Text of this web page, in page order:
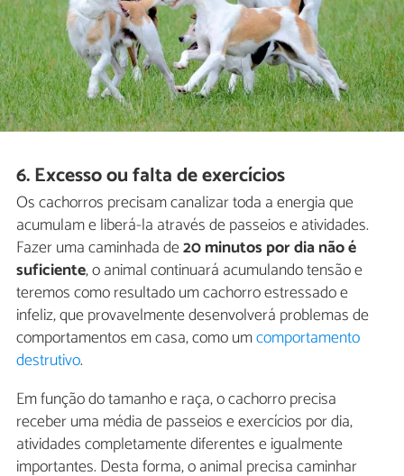
6. Excesso ou falta de exercícios
Os cachorros precisam canalizar toda a energia que
acumulam e liberá-la através de passeios e atividades.
Fazer uma caminhada de20 minutos por dia não é
suficiente, o animal continuará acumulando tensão e
teremos como resultado um cachorro estressado e
infeliz, que provavelmente desenvolverá problemas de
comportamentos em casa, como umcomportamento
destrutivo.
Em função do tamanho e raça, o cachorro precisa
receber uma média de passeios e exercícios por dia,
atividades completamente diferentes e igualmente
importantes. Desta forma, o animal precisa caminhar